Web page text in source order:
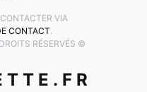
VIA
CONTACT.
RÉSERVÉS ©